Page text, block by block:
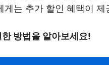
게는 추가 할인 혜택이
방법을 알아보세요!